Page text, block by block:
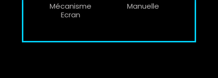
Mécanisme
Ecran
Manuelle